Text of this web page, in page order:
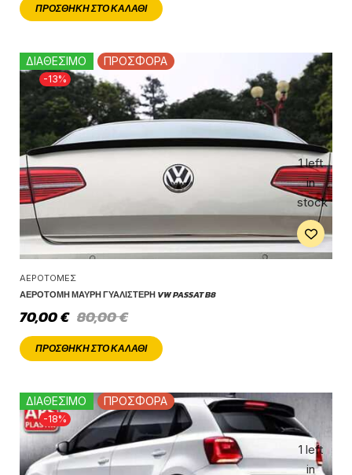
ΠΡΟΣΘΉΚΗ ΣΤΟ ΚΑΛΆΘΙ
-13%
ΔΙΑΘΕΣΙΜΟ ΠΡΟΣΦΟΡΑ
1 left
in
stock
ΑΕΡΟΤΟΜΈΣ
ΑΕΡΟΤΟΜΉ ΜΑΎΡΗ ΓΥΑΛΙΣΤΕΡΉ VW PASSAT B8
80,00€
70,00€
ΠΡΟΣΘΉΚΗ ΣΤΟ ΚΑΛΆΘΙ
-18%
ΔΙΑΘΕΣΙΜΟ ΠΡΟΣΦΟΡΑ
1 left
in